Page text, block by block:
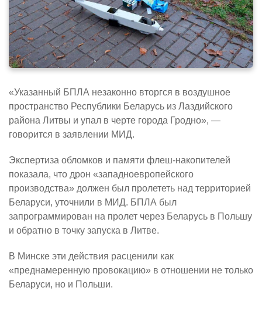
«Указанный БПЛА незаконно вторгся в воздушное
пространство Республики Беларусь из Лаздийского
района Литвы и упал в черте города Гродно», —
говорится в заявлении МИД.
Экспертиза обломков и памяти флеш-накопителей
показала, что дрон «западноевропейского
производства» должен был пролететь над территорией
Беларуси, уточнили в МИД. БПЛА был
запрограммирован на пролет через Беларусь в Польшу
и обратно в точку запуска в Литве.
В Минске эти действия расценили как
«преднамеренную провокацию» в отношении не только
Беларуси, но и Польши.